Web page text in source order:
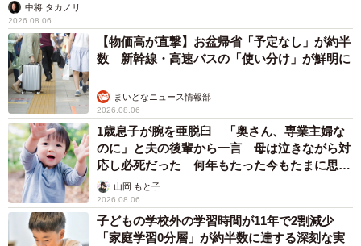
中将 タカノリ
2026.08.06
【物価高が直撃】お盆帰省「予定なし」が約半
数 新幹線・高速バスの「使い分け」が鮮明に
まいどなニュース情報部
2026.08.06
1歳息子が腕を亜脱臼 「奥さん、専業主婦な
のに」と夫の後輩から一言 母は泣きながら対
応し必死だった 何年もたった今もたまに思い
出し…山岡 もと子
2026.08.06
子どもの学校外の学習時間が11年で2割減少
「家庭学習0分層」が約半数に達する深刻な実